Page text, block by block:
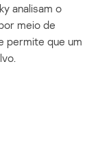
analisam o
meio de
permite que um